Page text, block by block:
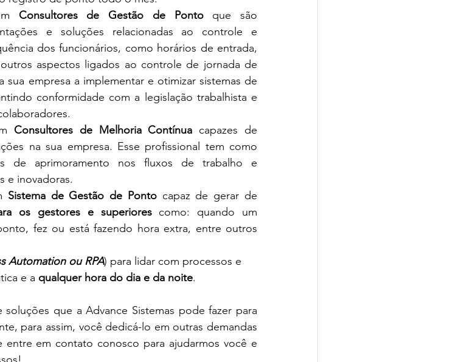
Consultores de Gestão de Ponto que são
e soluções relacionadas ao controle e
dos funcionários, como horários de entrada,
aspectos ligados ao controle de jornada de
sua empresa a implementar e otimizar sistemas de
conformidade com a legislação trabalhista e
Consultores de Melhoria Contínua capazes de
na sua empresa. Esse profissional tem como
de aprimoramento nos fluxos de trabalho e
e inovadoras.
Sistema de Gestão de Ponto capaz de gerar de
os gestores e superiores como: quando um
fez ou está fazendo hora extra, entre outros
Automation ou RPA) para lidar com processos e
e a qualquer hora do dia e da noite.
que a Advance Sistemas pode fazer para
para assim, você dedicá-lo em outras demandas
em contato conosco para ajudarmos você e